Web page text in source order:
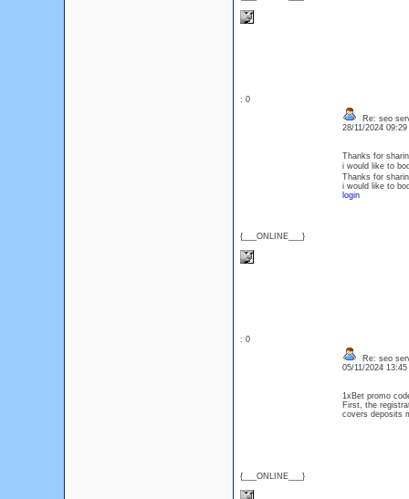
: 0
{___ONLINE___}
Re: seo
28/11/2024
Thanks for
i would like to
Thanks for
i would like to
login
: 0
{___ONLINE___}
Re: seo
05/11/2024
1xBet promo
First, the
covers deposits